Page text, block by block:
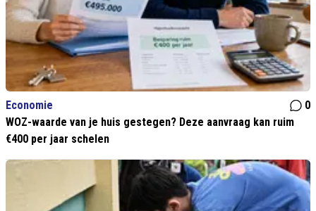
Economie
0
WOZ-waarde van je huis gestegen? Deze aanvraag kan ruim
€400 per jaar schelen